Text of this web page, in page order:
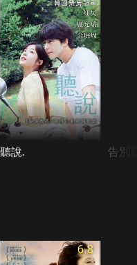
聽說. 告別
6.8